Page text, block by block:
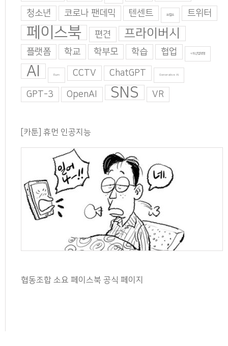
청소년
코로나 팬데믹 텐센트 트럼프 트위터
페이스북 편견 프라이버시
플랫폼 학교 학부모 학습 협업 4차산업혁명
AI Burn CCTV ChatGPT Generative AI
GPT-3 OpenAI SNS VR
[카툰] 휴먼 인공지능
협동조합 소요 페이스북 공식 페이지